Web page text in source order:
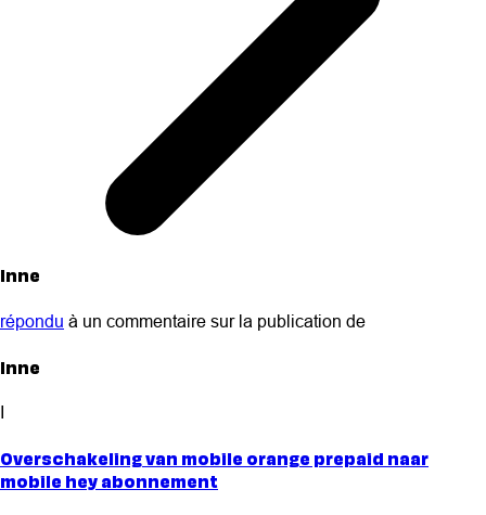
Inne
répondu à un commentaire sur la publication de
Inne
I
Overschakeling van mobile orange prepaid naar
mobile hey abonnement